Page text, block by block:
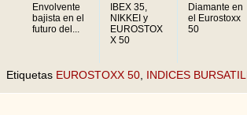
Envolvente
bajista en el
futuro del...
IBEX 35,
NIKKEI y
EUROSTOX
X 50
Diamante en
el Eurostoxx
50
Etiquetas EUROSTOXX 50 INDICES